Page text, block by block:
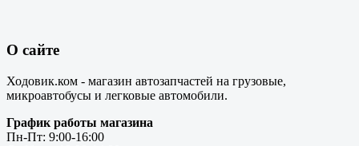
О сайте
Ходовик.ком - магазин автозапчастей на грузовые,
микроавтобусы и легковые автомобили.
График работы магазина
Пн-Пт: 9:00-16:00